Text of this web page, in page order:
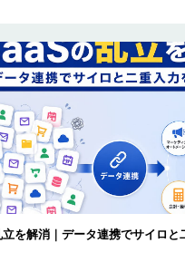
を解消｜データ連携でサイロと